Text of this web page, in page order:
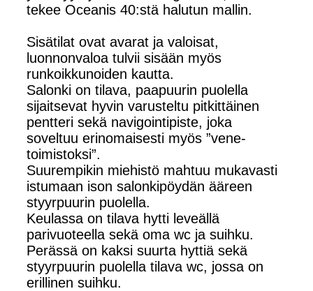
tekee Oceanis 40:stä halutun mallin.
Sisätilat ovat avarat ja valoisat,
luonnonvaloa tulvii sisään myös
runkoikkunoiden kautta.
Salonki on tilava, paapuurin puolella
sijaitsevat hyvin varusteltu pitkittäinen
pentteri sekä navigointipiste, joka
soveltuu erinomaisesti myös ”vene-
toimistoksi”.
Suurempikin miehistö mahtuu mukavasti
istumaan ison salonkipöydän ääreen
styyrpuurin puolella.
Keulassa on tilava hytti leveällä
parivuoteella sekä oma wc ja suihku.
Perässä on kaksi suurta hyttiä sekä
styyrpuurin puolella tilava wc, jossa on
erillinen suihku.